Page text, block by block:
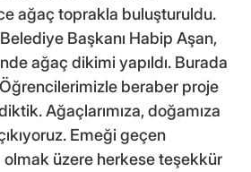
ağaç toprakla buluşturuldu.
Başkanı Habip Aşan,
ağaç dikimi yapıldı. Burada
beraber proje
Ağaçlarımıza, doğamıza
Emeği geçen
olmak üzere herkese teşekkür